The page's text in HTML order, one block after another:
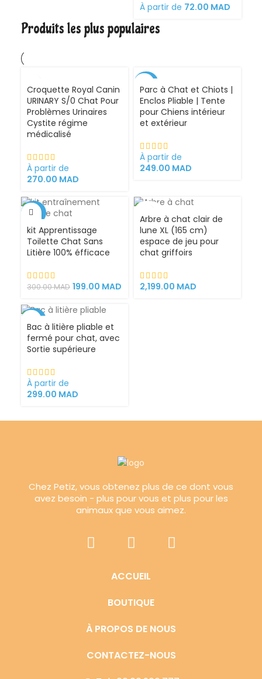
À partir de 72.00 MAD
Produits les plus populaires
Croquette Royal Canin
URINARY S/0 Chat Pour
Problèmes Urinaires
Cystite régime
médicalisé
À partir de
270.00 MAD
Parc à Chat et Chiots |
Enclos Pliable | Tente
pour Chiens intérieur
et extérieur
À partir de
249.00 MAD
-34%
kit Apprentissage
Toilette Chat Sans
Litière 100% éfficace
300.00MAD 199.00 MAD
Arbre à chat clair de
lune XL (165 cm)
espace de jeu pour
chat griffoirs
2,199.00 MAD
VENDU
Bac à litière pliable et
fermé pour chat, avec
Sortie supérieure
À partir de
299.00 MAD
Chez Petiz, vous obtenez plus de ce dont vous
avez besoin - plus pour vous et plus pour les
animaux que vous aimez.
ACCUEIL
BOUTIQUE
À PROPOS DE NOUS
CONTACTEZ-NOUS